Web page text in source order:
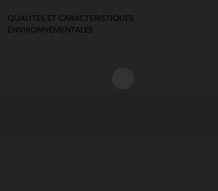
QUALITES ET CARACTERISTIQUES
ENVIRONNEMENTALES